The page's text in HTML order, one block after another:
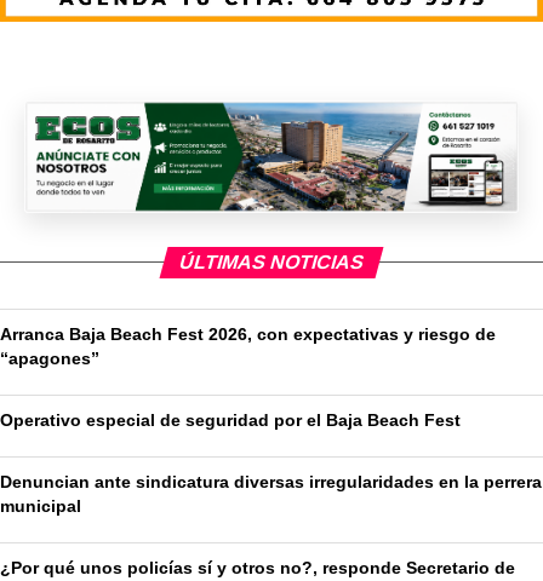
ÚLTIMAS NOTICIAS
Arranca Baja Beach Fest 2026, con expectativas y riesgo de
“apagones”
Operativo especial de seguridad por el Baja Beach Fest
Denuncian ante sindicatura diversas irregularidades en la perrera
municipal
¿Por qué unos policías sí y otros no?, responde Secretario de